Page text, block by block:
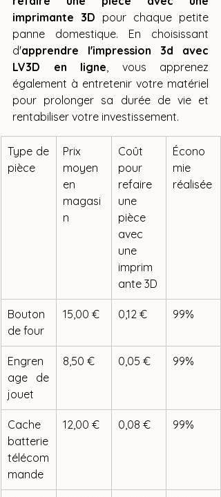
imprimante 3D pour chaque petite
panne domestique. En choisissant
d'apprendre l'impression 3d avec
LV3D en ligne, vous apprenez
également à entretenir votre matériel
pour prolonger sa durée de vie et
rentabiliser votre investissement.
Type de
pièce
Prix
moyen
en
magasi
n
Coût
pour
refaire
une
pièce
avec
une
imprim
ante 3D
Écono
mie
réalisée
Bouton
de four
15,00 € 0,12 € 99%
Engren
age de
jouet
8,50 € 0,05 € 99%
Cache
batterie
télécom
mande
12,00 € 0,08 € 99%